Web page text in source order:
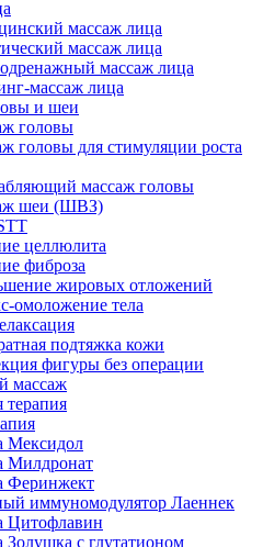
массаж лица
массаж лица
массаж лица
массаж лица
и шеи
головы
головы для стимуляции роста
массаж головы
шеи (ШВЗ)
целлюлита
фиброза
жировых отложений
омоложение тела
подтяжка кожи
фигуры без операции
массаж
терапия
Мексидол
Милдронат
Феринжект
иммуномодулятор Лаеннек
Цитофлавин
Золушка с глутатионом